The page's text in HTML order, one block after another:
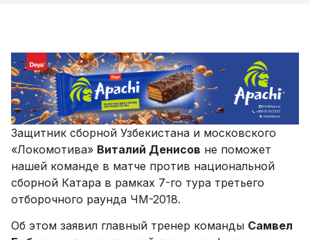
Защитник сборной Узбекистана и московского
«Локомотива» Виталий Денисов не поможет
нашей команде в матче против национальной
сборной Катара в рамках 7-го тура третьего
отборочного раунда ЧМ-2018.
Об этом заявил главный тренер команды Самвел